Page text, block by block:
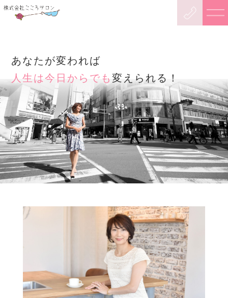
あなたが変われば
人生は今日からでも変えられる！